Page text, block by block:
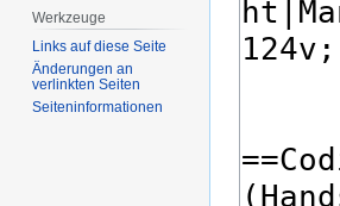
Werkzeuge
Links auf diese Seite
Änderungen an
verlinkten Seiten
Seiten­­informationen